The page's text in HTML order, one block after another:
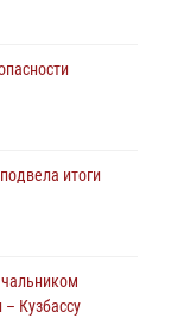
побои
порядка на
на
итоги
Кузбассу